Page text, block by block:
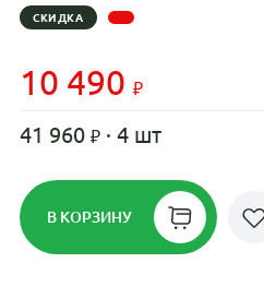
СКИДКА
10 490
41 960 · 4 шт
В КОРЗИНУ